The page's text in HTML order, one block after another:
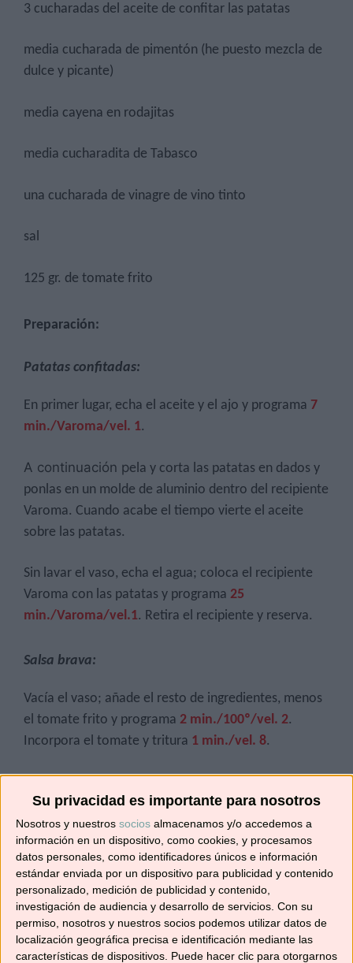
Su privacidad es importante para nosotros
Nosotros y nuestros socios almacenamos y/o accedemos a
información en un dispositivo, como cookies, y procesamos
datos personales, como identificadores únicos e información
estándar enviada por un dispositivo para publicidad y contenido
personalizado, medición de publicidad y contenido,
investigación de audiencia y desarrollo de servicios. Con su
permiso, nosotros y nuestros socios podemos utilizar datos de
localización geográfica precisa e identificación mediante las
características de dispositivos. Puede hacer clic para otorgarnos
3 cucharadas del aceite de confitar las patatas
media cucharada de pimentón (he puesto mezcla de
dulce y picante)
media cayena en rodajitas
media cucharadita de Tabasco
una cucharada de vinagre de vino tinto
sal
125 gr. de tomate frito
Preparación:
Patatas confitadas:
En primer lugar, echa el aceite y el ajo y programa 7
min./Varoma/vel. 1.
A continuación pela y corta las patatas en dados y
ponlas en un molde de aluminio dentro del recipiente
Varoma. Cuando acabe el tiempo vierte el aceite
sobre las patatas.
Sin lavar el vaso, echa el agua; coloca el recipiente
Varoma con las patatas y programa 25
min./Varoma/vel.1. Retira el recipiente y reserva.
Salsa brava:
Vacía el vaso; añade el resto de ingredientes, menos
el tomate frito y programa 2 min./100º/vel. 2.
Incorpora el tomate y tritura 1 min./vel. 8.
y dora las patatas. Y ya puedes servirlas con la salsa
por encima.
Si preparas esta receta etiquétame en
Instagram @no_solo_recetas, que me hará
mucha ilusión. También puedes unirte a nuestro
grupo deFacebook, donde puedes publicar tus
recetas y aprender de las muchas que se